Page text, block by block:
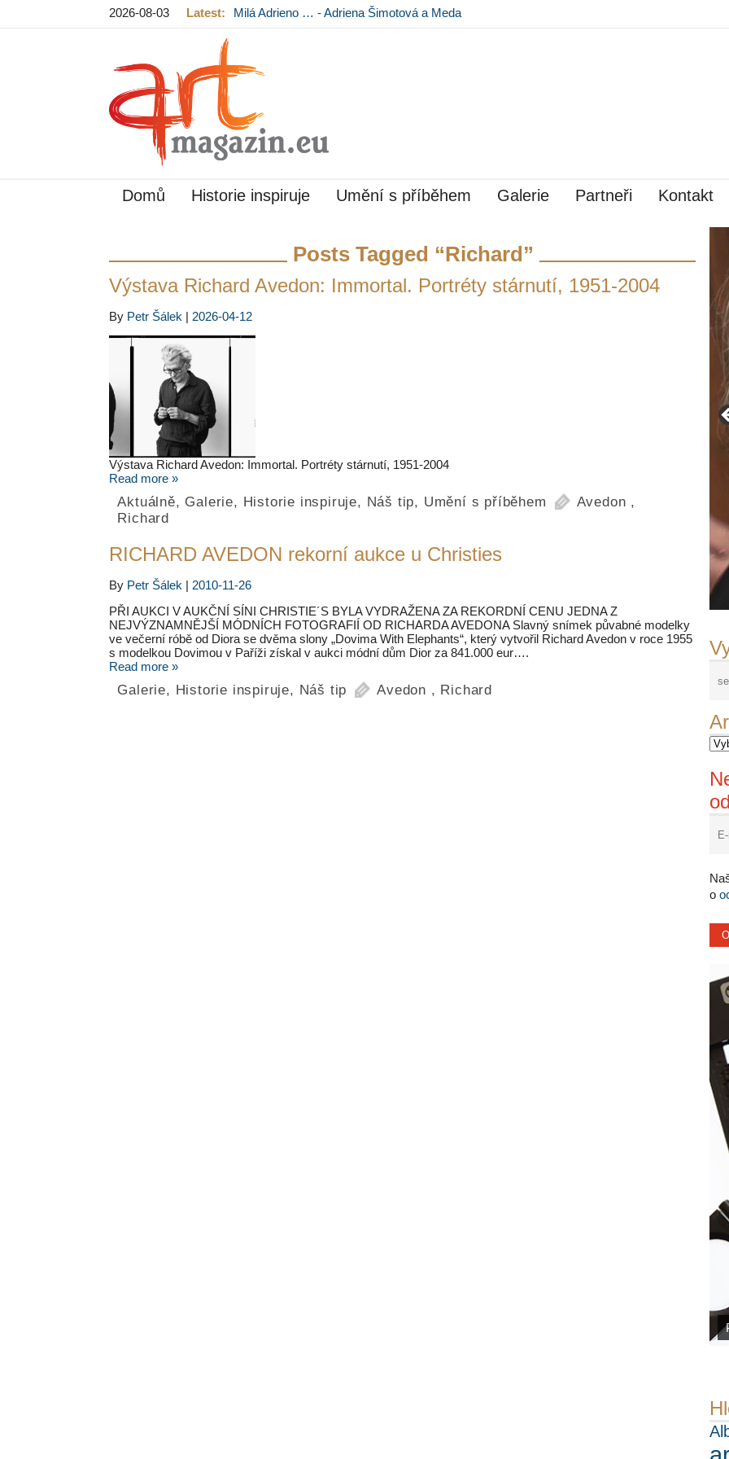
2026-08-03 Latest:
Milá Adrieno … - Adriena Šimotová a Meda
Domů Historie inspiruje Umění s příběhem Galerie Partneři Kontakt
o
Posts Tagged “Richard”
Výstava Richard Avedon: Immortal. Portréty stárnutí, 1951-2004
By Petr Šálek | 2026-04-12
Výstava Richard Avedon: Immortal. Portréty stárnutí, 1951-2004
Read more »
Aktuálně, Galerie, Historie inspiruje, Náš tip, Umění s příběhem Avedon ,
Richard
RICHARD AVEDON rekorní aukce u Christies
By Petr Šálek | 2010-11-26
PŘI AUKCI V AUKČNÍ SÍNI CHRISTIE´S BYLA VYDRAŽENA ZA REKORDNÍ CENU JEDNA Z
NEJVÝZNAMNĚJŠÍ MÓDNÍCH FOTOGRAFIÍ OD RICHARDA AVEDONA Slavný snímek půvabné modelky
ve večerní róbě od Diora se dvěma slony „Dovima With Elephants“, který vytvořil Richard Avedon v roce 1955
s modelkou Dovimou v Paříži získal v aukci módní dům Dior za 841.000 eur….
Read more »
Galerie, Historie inspiruje, Náš tip Avedon , Richard